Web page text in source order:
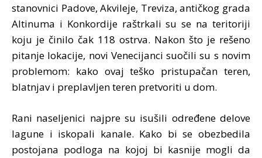
stanovnici Padove, Akvileje, Treviza, antičkog grada
Altinuma i Konkordije raštrkali su se na teritoriji
koju je činilo čak 118 ostrva. Nakon što je rešeno
pitanje lokacije, novi Venecijanci suočili su s novim
problemom: kako ovaj teško pristupačan teren,
blatnjav i preplavljen teren pretvoriti u dom.
Rani naseljenici najpre su isušili određene delove
lagune i iskopali kanale. Kako bi se obezbedila
postojana podloga na kojoj bi kasnije mogli da